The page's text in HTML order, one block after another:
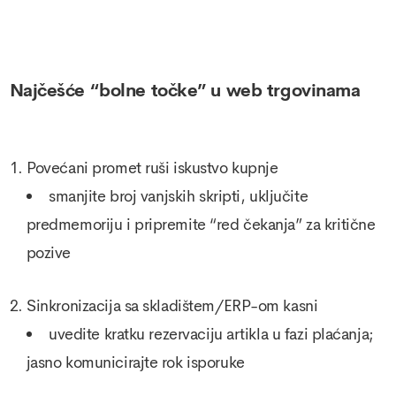
Najčešće “bolne točke” u web trgovinama
Povećani promet ruši iskustvo kupnje
smanjite broj vanjskih skripti, uključite
predmemoriju i pripremite “red čekanja” za kritične
pozive
Sinkronizacija sa skladištem/ERP-om kasni
uvedite kratku rezervaciju artikla u fazi plaćanja;
jasno komunicirajte rok isporuke